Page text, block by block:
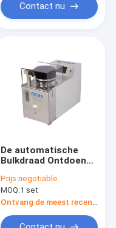
Contact nu
De automatische
Bulkdraad Ontdoende
Machine 550 van de
Buis pre-Isolatie *
van 350 * 405MM
Prijs:negotiable
MOQ:1 set